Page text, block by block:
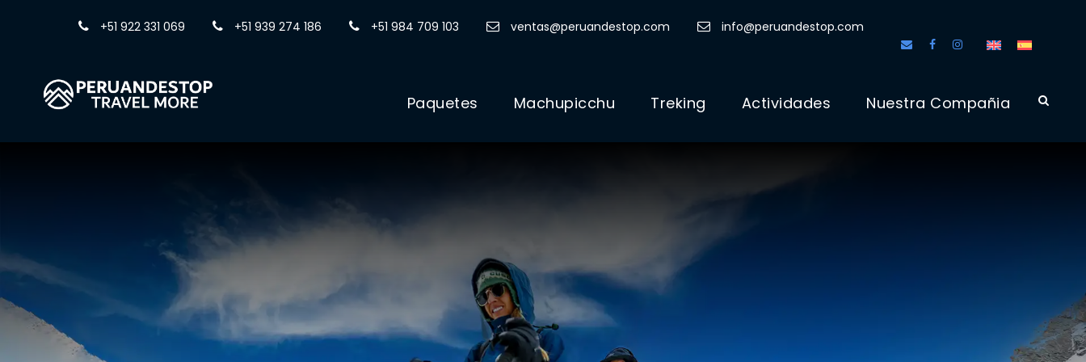
+51 922 331 069 +51 939 274 186 +51 984 709 103 ventas@peruandestop.com info@peruandestop.com
Paquetes Machupicchu Treking Actividades Nuestra Compañia